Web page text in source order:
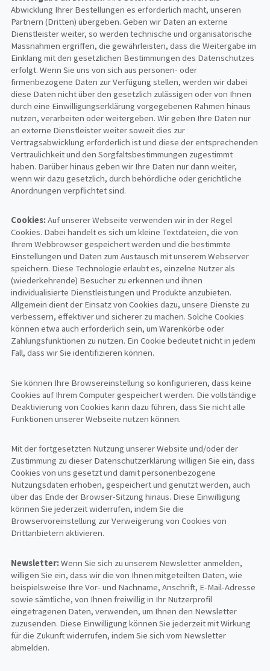
Abwicklung Ihrer Bestellungen es erforderlich macht, unseren
Partnern (Dritten) übergeben. Geben wir Daten an externe
Dienstleister weiter, so werden technische und organisatorische
Massnahmen ergriffen, die gewährleisten, dass die Weitergabe im
Einklang mit den gesetzlichen Bestimmungen des Datenschutzes
erfolgt. Wenn Sie uns von sich aus personen- oder
firmenbezogene Daten zur Verfügung stellen, werden wir dabei
diese Daten nicht über den gesetzlich zulässigen oder von Ihnen
durch eine Einwilligungserklärung vorgegebenen Rahmen hinaus
nutzen, verarbeiten oder weitergeben. Wir geben Ihre Daten nur
an externe Dienstleister weiter soweit dies zur
Vertragsabwicklung erforderlich ist und diese der entsprechenden
Vertraulichkeit und den Sorgfaltsbestimmungen zugestimmt
haben. Darüber hinaus geben wir Ihre Daten nur dann weiter,
wenn wir dazu gesetzlich, durch behördliche oder gerichtliche
Anordnungen verpflichtet sind.
Cookies:Auf unserer Webseite verwenden wir in der Regel
Cookies. Dabei handelt es sich um kleine Textdateien, die von
Ihrem Webbrowser gespeichert werden und die bestimmte
Einstellungen und Daten zum Austausch mit unserem Webserver
speichern. Diese Technologie erlaubt es, einzelne Nutzer als
(wiederkehrende) Besucher zu erkennen und ihnen
individualisierte Dienstleistungen und Produkte anzubieten.
Allgemein dient der Einsatz von Cookies dazu, unsere Dienste zu
verbessern, effektiver und sicherer zu machen. Solche Cookies
können etwa auch erforderlich sein, um Warenkörbe oder
Zahlungsfunktionen zu nutzen. Ein Cookie bedeutet nicht in jedem
Fall, dass wir Sie identifizieren können.
Sie können Ihre Browsereinstellung so konfigurieren, dass keine
Cookies auf Ihrem Computer gespeichert werden. Die vollständige
Deaktivierung von Cookies kann dazu führen, dass Sie nicht alle
Funktionen unserer Webseite nutzen können.
Mit der fortgesetzten Nutzung unserer Website und/oder der
Zustimmung zu dieser Datenschutzerklärung willigen Sie ein, dass
Cookies von uns gesetzt und damit personenbezogene
Nutzungsdaten erhoben, gespeichert und genutzt werden, auch
über das Ende der Browser-Sitzung hinaus. Diese Einwilligung
können Sie jederzeit widerrufen, indem Sie die
Browservoreinstellung zur Verweigerung von Cookies von
Drittanbietern aktivieren.
Newsletter:Wenn Sie sich zu unserem Newsletter anmelden,
willigen Sie ein, dass wir die von Ihnen mitgeteilten Daten, wie
beispielsweise Ihre Vor- und Nachname, Anschrift, E-Mail-Adresse
sowie sämtliche, von Ihnen freiwillig in Ihr Nutzerprofil
eingetragenen Daten, verwenden, um Ihnen den Newsletter
zuzusenden. Diese Einwilligung können Sie jederzeit mit Wirkung
für die Zukunft widerrufen, indem Sie sich vom Newsletter
abmelden.